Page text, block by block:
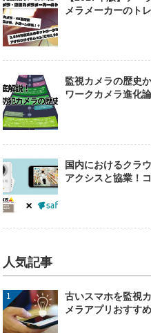
メラメーカーのト
監視カメラの歴史
ワークカメラ進化論
国内におけるクラ
アクシスと協業！
人気記事
古いスマホを監視
メラアプリおすす